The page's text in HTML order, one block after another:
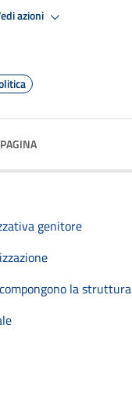
azioni
genitore
la struttura